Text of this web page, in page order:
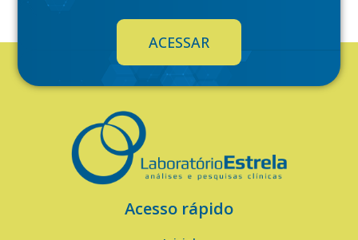
ACESSAR
Acesso rápido